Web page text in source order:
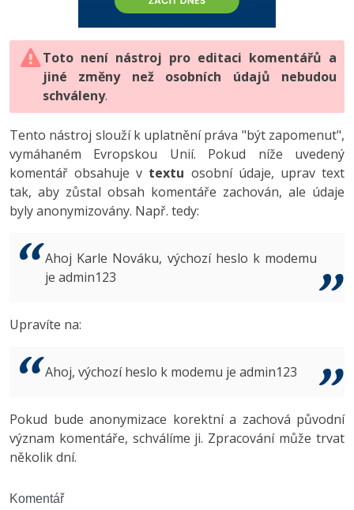
HTML5, CSS3, Bootstrap, SEO
SQL a databáze
Testování a verzování
UML a návrhové vzory
React
Spring
ASP.NET MVC
Best practices
PHP
JavaScript
Python
HTML / CSS
UML a návrhové vzory
MySQL/MariaDB
MS-SQL
Vývojář mobilních aplikací
C# Game developer
Tester
Systémový administrátor
3D grafik
Copywriter
WordPress specialista
-80%
JavaScript -80%
PHP -80%
Swift -80%
Kotlin -80%
VB.NET
Algoritmy -41%
Umělá inteligence (AI) -10%
Digitální gramotnost
Marketing
WordPress
SEO
UX
Business
Copywriting
Windows
-80%
Adobe Illustrator -80%
Adobe Lightroom
Adobe XD
Adobe InDesign -25%
Adobe After Effects
Inkscape
Fórum
Toto není nástroj pro editaci komentářů a
jiné změny než osobních údajů nebudou
schváleny.
Tento nástroj slouží k uplatnění práva "být zapomenut",
vymáhaném Evropskou Unií. Pokud níže uvedený
komentář obsahuje v textu osobní údaje, uprav text
tak, aby zůstal obsah komentáře zachován, ale údaje
byly anonymizovány. Např. tedy:
Ahoj Karle Nováku, výchozí heslo k modemu
je admin123
Upravíte na:
Ahoj, výchozí heslo k modemu je admin123
Pokud bude anonymizace korektní a zachová původní
význam komentáře, schválíme ji. Zpracování může trvat
několik dní.
Komentář